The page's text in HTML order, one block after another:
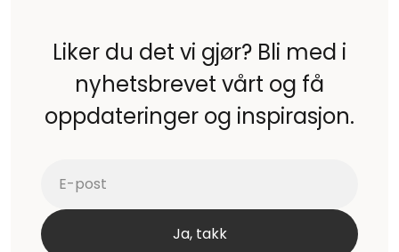
Liker du det vi gjør? Bli med i
nyhetsbrevet vårt og få
oppdateringer og inspirasjon.